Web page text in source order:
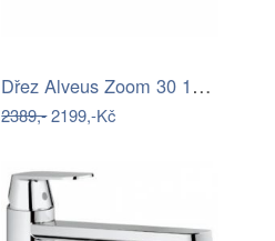
Dřez Alveus Zoom 30 1098773
2389,-2199,-Kč